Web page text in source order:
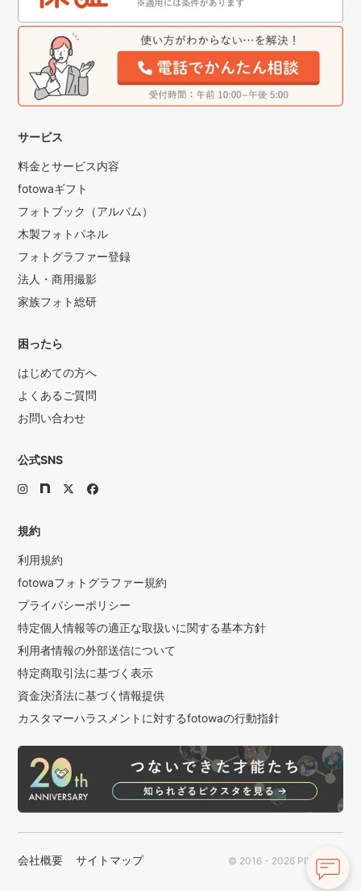
サービス
料金とサービス内容
fotowaギフト
フォトブック（アルバム）
木製フォトパネル
フォトグラファー登録
法人・商用撮影
家族フォト総研
困ったら
はじめての方へ
よくあるご質問
お問い合わせ
公式SNS
規約
利用規約
fotowaフォトグラファー規約
プライバシーポリシー
特定個人情報等の適正な取扱いに関する基本方針
利用者情報の外部送信について
特定商取引法に基づく表示
資金決済法に基づく情報提供
カスタマーハラスメントに対するfotowaの行動指針
会社概要 サイトマップ © 2016 - 2026 PIXTA Inc.